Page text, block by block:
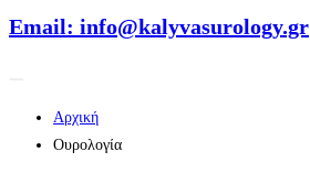
Email: info@kalyvasurology.gr
Αρχική
Ουρολογία